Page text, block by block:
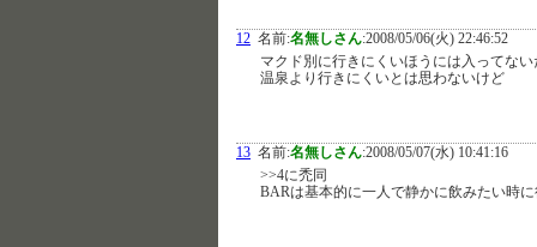
12 名前:名無しさん:2008/05/06(火) 22:46:52
マクド別に行きにくいほうには入ってない
温泉より行きにくいとは思わないけど
13 名前:名無しさん:2008/05/07(水) 10:41:16
>>4に禿同
BARは基本的に一人で静かに飲みたい時